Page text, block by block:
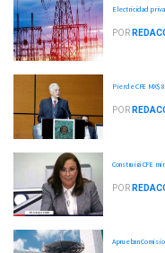
Electricidad
POR
Pierde CFE MX$
POR
Construirá CFE
POR
Aprueban